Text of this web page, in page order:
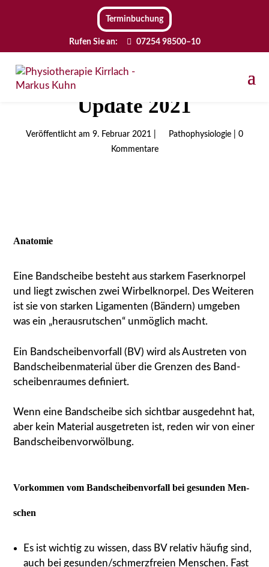
Ter­min­bu­chung
Rufen Sie an: 07254 98500–10
Band­schei­ben­vor­fall
Update 2021
9. Februar 2021 Pathophysiologie |0
Kommentare
Ana­to­mie
Eine Band­schei­be besteht aus star­kem Faser­knor­pel
und liegt zwi­schen zwei Wir­bel­knor­pel. Des Wei­te­ren
ist sie von star­ken Liga­men­ten (Bän­dern) umge­ben
was ein „her­aus­rut­schen“ unmög­lich macht.
Ein Band­schei­ben­vor­fall (BV) wird als Aus­tre­ten von
Band­schei­ben­ma­te­ri­al über die Gren­zen des Band­
schei­ben­rau­mes defi­niert.
Wenn eine Band­schei­be sich sicht­bar aus­ge­dehnt hat,
aber kein Mate­ri­al aus­ge­tre­ten ist, reden wir von einer
Band­schei­ben­vor­wöl­bung.
Vor­kom­men vom Band­schei­ben­vor­fall bei gesun­den Men­
schen
Es ist wich­tig zu wis­sen, dass BV rela­tiv häu­fig sind,
auch bei gesunden/​schmerzfreien Men­schen. Fast